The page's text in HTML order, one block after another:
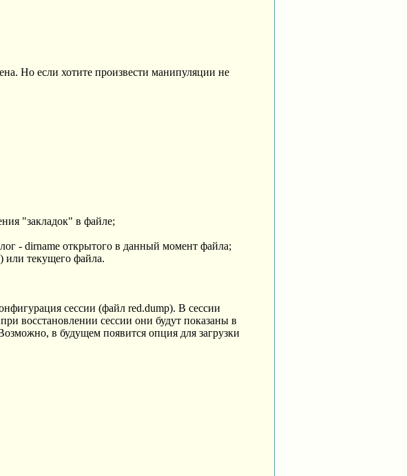
Но если хотите произвести манипуляции не
"закладок" в файле;
- dirname открытого в данный момент файла;
или текущего файла.
сессии (файл red.dump). В сессии
восстановлении сессии они будут показаны в
в будущем появится опция для загрузки